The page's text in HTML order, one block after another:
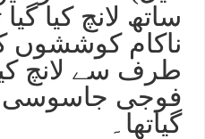
ساتھ لانچ کیا
ناکام کوششوں
طرف سے لانچ کیا
فوجی جاسوسی
گیاتھا۔